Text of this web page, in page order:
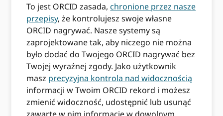
To jest ORCID zasada,chronione przez nasze
przepisy, że kontrolujesz swoje własne
ORCID nagrywać. Nasze systemy są
zaprojektowane tak, aby niczego nie można
było dodać do Twojego ORCID nagrywać bez
Twojej wyraźnej zgody. Jako użytkownik
masz precyzyjna kontrola nad widocznością
informacji w Twoim ORCID rekord i możesz
zmienić widoczność, udostępnić lub usunąć
zawarte w nim informacje w dowolnym